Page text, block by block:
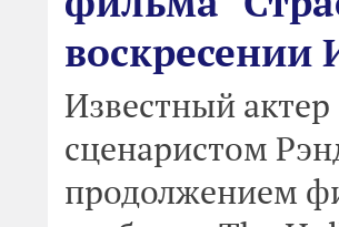
воскресении
Известный
сценаристом
продолжением